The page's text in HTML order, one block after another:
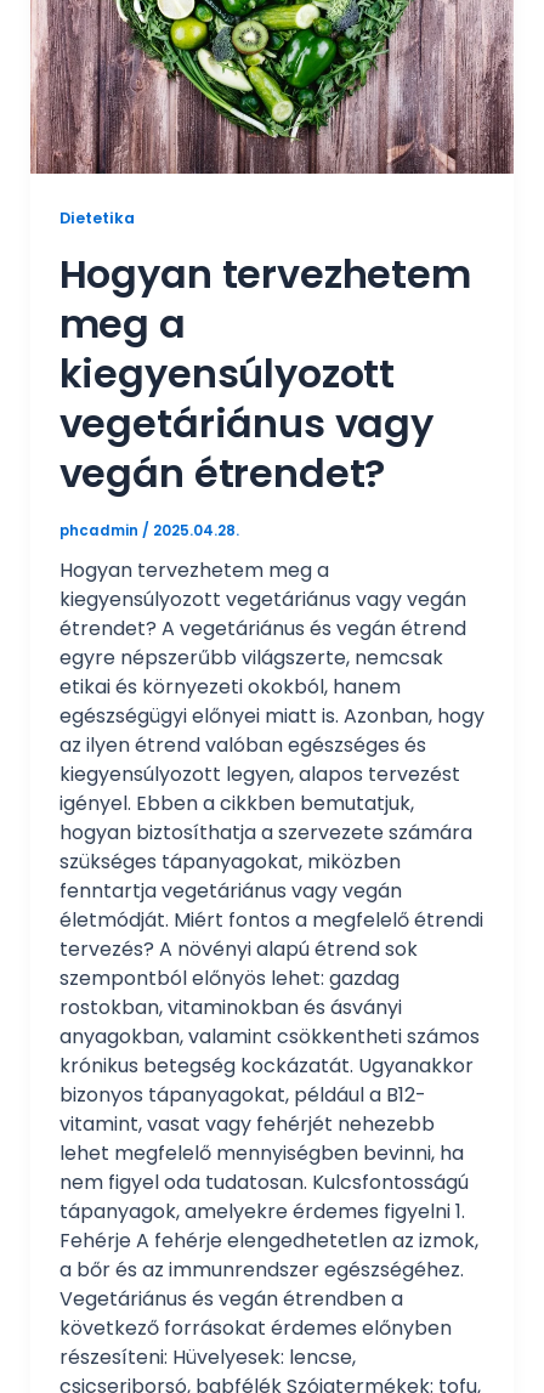
Dietetika
Hogyan tervezhetem
meg a
kiegyensúlyozott
vegetáriánus vagy
vegán étrendet?
phcadmin / 2025.04.28.
Hogyan tervezhetem meg a
kiegyensúlyozott vegetáriánus vagy vegán
étrendet? A vegetáriánus és vegán étrend
egyre népszerűbb világszerte, nemcsak
etikai és környezeti okokból, hanem
egészségügyi előnyei miatt is. Azonban, hogy
az ilyen étrend valóban egészséges és
kiegyensúlyozott legyen, alapos tervezést
igényel. Ebben a cikkben bemutatjuk,
hogyan biztosíthatja a szervezete számára
szükséges tápanyagokat, miközben
fenntartja vegetáriánus vagy vegán
életmódját. Miért fontos a megfelelő étrendi
tervezés? A növényi alapú étrend sok
szempontból előnyös lehet: gazdag
rostokban, vitaminokban és ásványi
anyagokban, valamint csökkentheti számos
krónikus betegség kockázatát. Ugyanakkor
bizonyos tápanyagokat, például a B12-
vitamint, vasat vagy fehérjét nehezebb
lehet megfelelő mennyiségben bevinni, ha
nem figyel oda tudatosan. Kulcsfontosságú
tápanyagok, amelyekre érdemes figyelni 1.
Fehérje A fehérje elengedhetetlen az izmok,
a bőr és az immunrendszer egészségéhez.
Vegetáriánus és vegán étrendben a
következő forrásokat érdemes előnyben
részesíteni: Hüvelyesek: lencse,
csicseriborsó, babfélék Szójatermékek: tofu,